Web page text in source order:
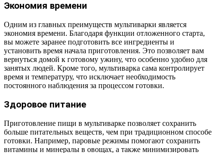
Экономия времени
Одним из главных преимуществ мультиварки является
экономия времени. Благодаря функции отложенного старта,
вы можете заранее подготовить все ингредиенты и
установить время начала приготовления. Это позволяет вам
вернуться домой к готовому ужину, что особенно удобно для
занятых людей. Кроме того, мультиварка сама контролирует
время и температуру, что исключает необходимость
постоянного наблюдения за процессом готовки.
Здоровое питание
Приготовление пищи в мультиварке позволяет сохранить
больше питательных веществ, чем при традиционном способе
готовки. Например, паровые режимы помогают сохранить
витамины и минералы в овощах, а также минимизировать